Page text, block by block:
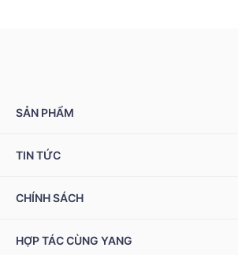
SẢN PHẨM
Yang NMN™ 15000 mg
Ziptamin
TIN TỨC
Sự kiện & Ưu đãi
CHÍNH SÁCH
Giải quyết khiếu nại
HỢP TÁC CÙNG YANG